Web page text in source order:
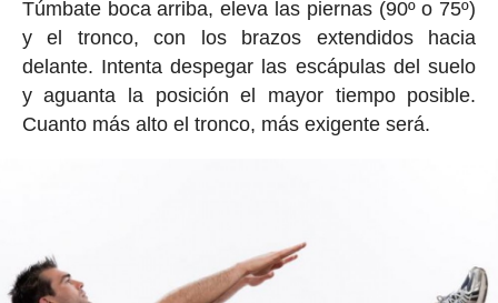
Túmbate boca arriba, eleva las piernas (90º o 75º)
y el tronco, con los brazos extendidos hacia
delante. Intenta despegar las escápulas del suelo
y aguanta la posición el mayor tiempo posible.
Cuanto más alto el tronco, más exigente será.